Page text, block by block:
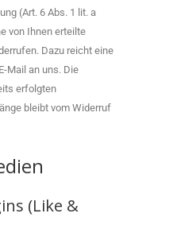
(Art. 6 Abs. 1 lit. a
von Ihnen erteilte
Dazu reicht eine
Mail an uns. Die
erfolgten
bleibt vom Widerruf
(Like &